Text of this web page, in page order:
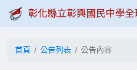
彰化縣立彰興國民中學全
首頁 公告列表 公告內容